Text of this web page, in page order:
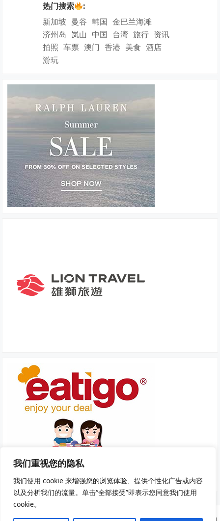
我们重视您的隐私
我们使用 cookie 来增强您的浏览体验、提供个性化广告或内容
以及分析我们的流量。单击“全部接受”即表示您同意我们使用
cookie。
热门搜索
:
新加坡 曼谷 韩国 金巴兰海滩
济州岛 岚山 中国 台湾 旅行 资讯
拍照 车票 澳门 香港 美食 酒店
游玩
Copyright © 2025我去旅游·隐私政策|服务条款和条件· 网站部分资源来自